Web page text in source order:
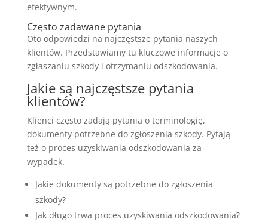
efektywnym.
Często zadawane pytania
Oto odpowiedzi na najczęstsze pytania naszych
klientów. Przedstawiamy tu kluczowe informacje o
zgłaszaniu szkody i otrzymaniu odszkodowania.
Jakie są najczęstsze pytania
klientów?
Klienci często zadają pytania o terminologię,
dokumenty potrzebne do zgłoszenia szkody. Pytają
też o proces uzyskiwania odszkodowania za
wypadek.
Jakie dokumenty są potrzebne do zgłoszenia
szkody?
Jak długo trwa proces uzyskiwania odszkodowania?